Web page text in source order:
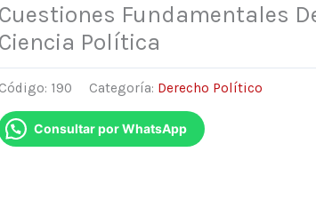
Cuestiones Fundamentales
Ciencia Política
Código: 190 Categoría: Derecho Político
Consultar por WhatsApp